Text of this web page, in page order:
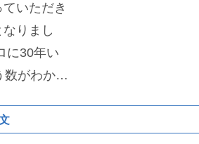
いただき
りまし
に30年い
がわから
ていた。そ